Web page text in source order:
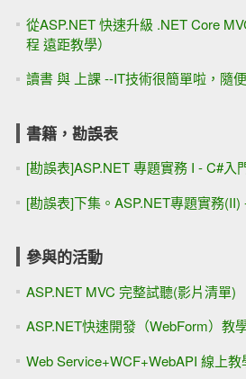
從ASP.NET 快速升級 .NET Core
程 遠距教學）
讀書 與 上課 --IT技術很簡單啦，隨
書籍，勘誤表
[勘誤表]ASP.NET 專題實務 I - C#入
[勘誤表]下集。ASP.NET專題實務
參與的活動
ASP.NET MVC 完整試聽(影片清單)
ASP.NET快速開發（WebForm）教
Web Service+WCF+WebAPI 線上教